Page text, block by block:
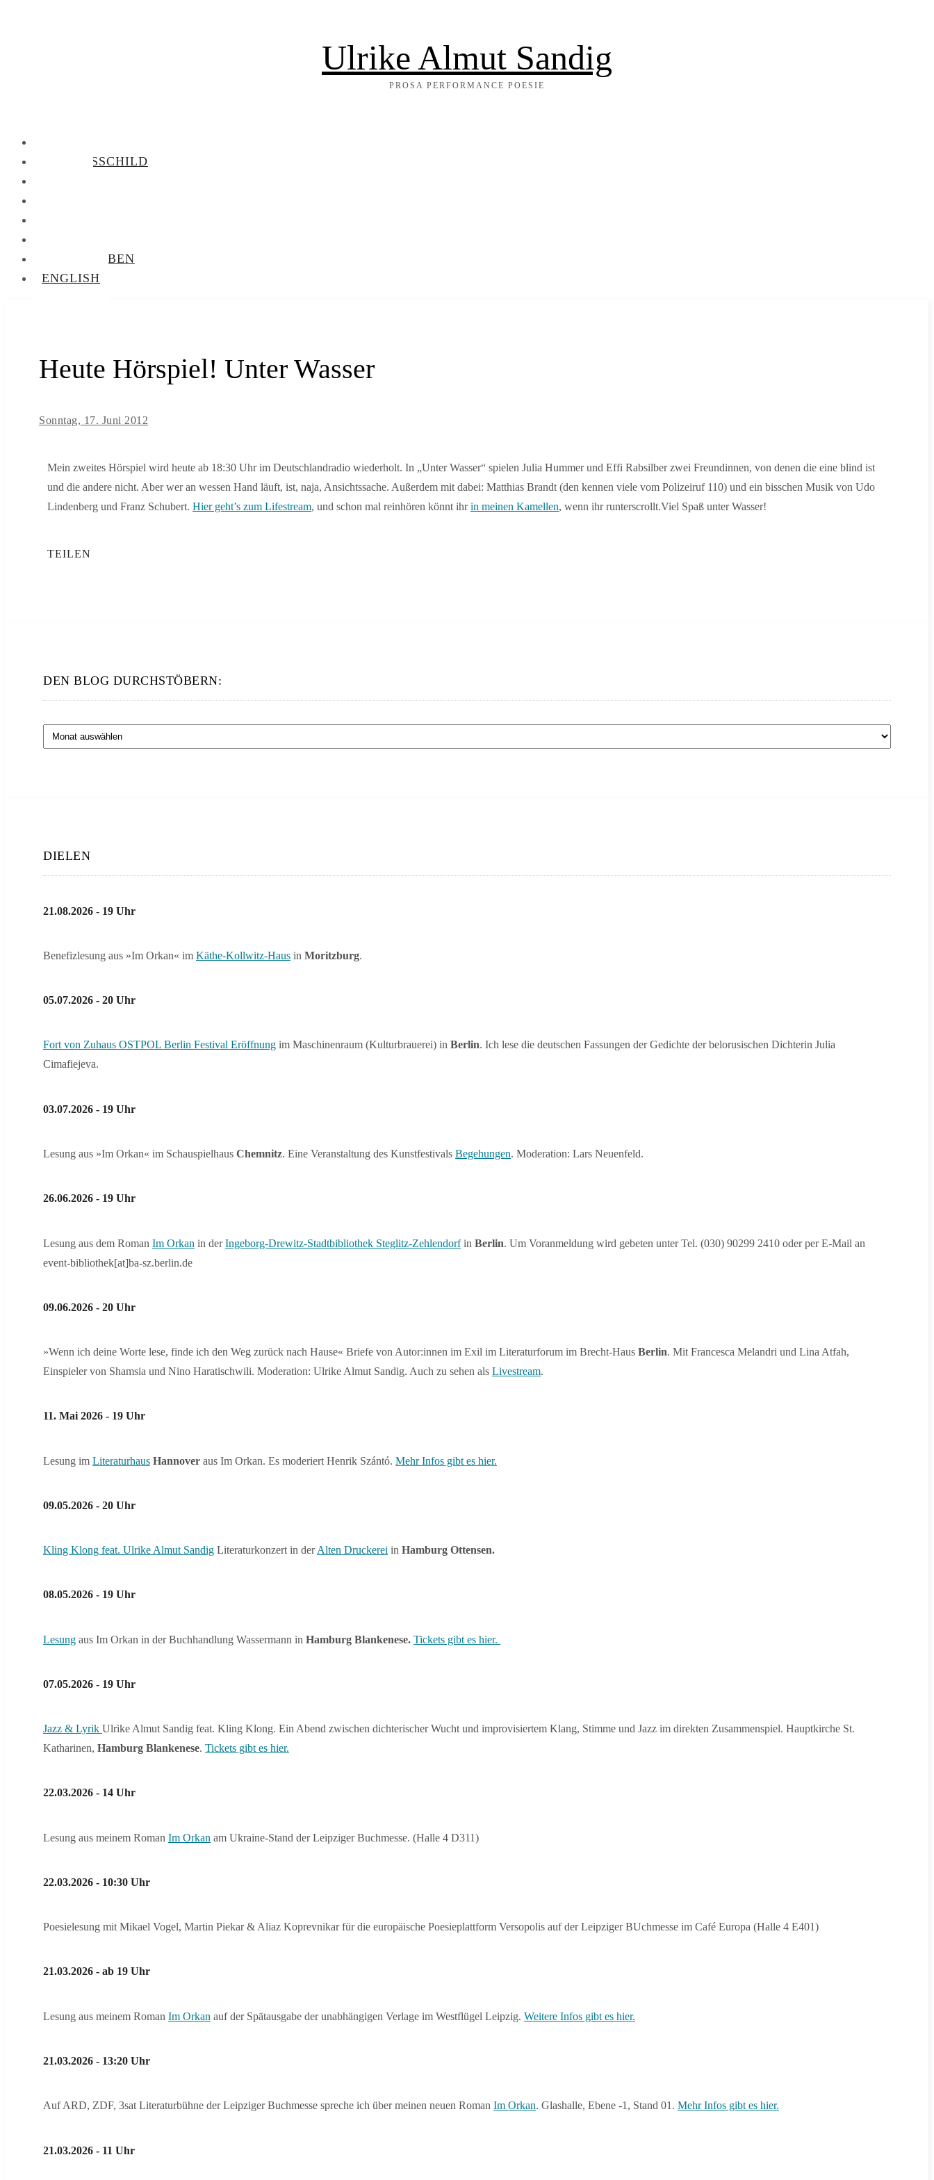
Ulrike Almut Sandig
PROSA PERFORMANCE POESIE
NAMENSSCHILD
BRIEFTAUBEN
ENGLISH
Heute Hörspiel! Unter Wasser
Sonntag, 17. Juni 2012
Mein zweites Hörspiel wird heute ab 18:30 Uhr im Deutschlandradio wiederholt. In „Unter Wasser“ spielen Julia Hummer und Effi Rabsilber zwei Freundinnen, von denen die eine blind ist
und die andere nicht. Aber wer an wessen Hand läuft, ist, naja, Ansichtssache. Außerdem mit dabei: Matthias Brandt (den kennen viele vom Polizeiruf 110) und ein bisschen Musik von Udo
Lindenberg und Franz Schubert. Hier geht’s zum Lifestream, und schon mal reinhören könnt ihrin meinen Kamellen, wenn ihr runterscrollt.Viel Spaß unter Wasser!
TEILEN
DEN BLOG DURCHSTÖBERN:
Den
Blog
DIELEN
21.08.2026 - 19 Uhr
Benefizlesung aus »Im Orkan« im Käthe-Kollwitz-Haus in Moritzburg.
05.07.2026 - 20 Uhr
Fort von Zuhaus OSTPOL Berlin Festival Eröffnung im Maschinenraum (Kulturbrauerei) in Berlin. Ich lese die deutschen Fassungen der Gedichte der belorusischen Dichterin Julia
Cimafiejeva.
03.07.2026 - 19 Uhr
Lesung aus »Im Orkan« im Schauspielhaus Chemnitz. Eine Veranstaltung des Kunstfestivals Begehungen. Moderation: Lars Neuenfeld.
26.06.2026 - 19 Uhr
Lesung aus dem Roman Im Orkan in derIngeborg-Drewitz-Stadtbibliothek Steglitz-Zehlendorfin Berlin. Um Voranmeldung wird gebeten unter Tel. (030) 90299 2410 oder per E-Mail an
event-bibliothek[at]ba-sz.berlin.de
09.06.2026 - 20 Uhr
»Wenn ich deine Worte lese, finde ich den Weg zurück nach Hause« Briefe von Autor:innen im Exil im Literaturforum im Brecht-Haus Berlin. Mit Francesca Melandri und Lina Atfah,
Einspieler von Shamsia und Nino Haratischwili. Moderation: Ulrike Almut Sandig. Auch zu sehen als Livestream.
11. Mai 2026 - 19 Uhr
Lesung im Literaturhaus Hannover aus Im Orkan. Es moderiert Henrik Szántó. Mehr Infos gibt es hier.
09.05.2026 - 20 Uhr
Kling Klong feat. Ulrike Almut Sandig Literaturkonzert in derAlten Druckerei in Hamburg Ottensen.
08.05.2026 - 19 Uhr
Lesung aus Im Orkan in der Buchhandlung Wassermann in Hamburg Blankenese. Tickets gibt es hier.
07.05.2026 - 19 Uhr
Jazz & Lyrik Ulrike Almut Sandig feat. Kling Klong. Ein Abend zwischen dichterischer Wucht und improvisiertem Klang, Stimme und Jazz im direkten Zusammenspiel. Hauptkirche St.
Katharinen, Hamburg Blankenese. Tickets gibt es hier.
22.03.2026 - 14 Uhr
Lesung aus meinem Roman Im Orkan am Ukraine-Stand der Leipziger Buchmesse. (Halle 4 D311)
22.03.2026 - 10:30 Uhr
Poesielesung mit Mikael Vogel, Martin Piekar & Aliaz Koprevnikar für die europäische Poesieplattform Versopolis auf der Leipziger BUchmesse im Café Europa (Halle 4 E401)
21.03.2026 - ab 19 Uhr
Lesung aus meinem Roman Im Orkan auf der Spätausgabe der unabhängigen Verlage im Westflügel Leipzig. Weitere Infos gibt es hier.
21.03.2026 - 13:20 Uhr
Auf ARD, ZDF, 3sat Literaturbühne der Leipziger Buchmesse spreche ich über meinen neuen Roman Im Orkan. Glashalle, Ebene -1, Stand 01. Mehr Infos gibt es hier.
21.03.2026 - 11 Uhr